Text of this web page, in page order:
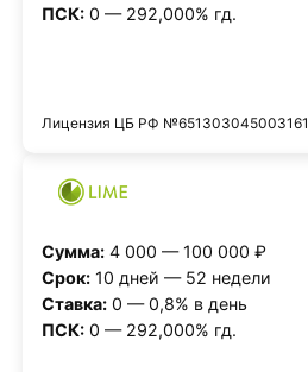
ПСК:0 — 292,000% гд.
Лицензия ЦБ РФ №651303045003161
Сумма:4 000 — 100 000 ₽
Срок:10 дней — 52 недели
Ставка:0 — 0,8% в день
ПСК:0 — 292,000% гд.